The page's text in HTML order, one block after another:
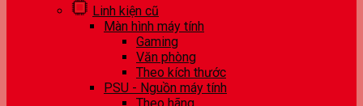
Linh kiện cũ
Màn hình máy tính
Gaming
Văn phòng
Theo kích thước
PSU - Nguồn máy tính